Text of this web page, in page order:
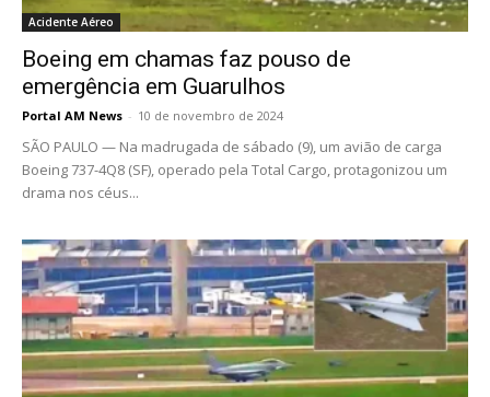
Acidente Aéreo
Boeing em chamas faz pouso de
emergência em Guarulhos
Portal AM News - 10 de novembro de 2024
SÃO PAULO — Na madrugada de sábado (9), um avião de carga
Boeing 737-4Q8 (SF), operado pela Total Cargo, protagonizou um
drama nos céus...